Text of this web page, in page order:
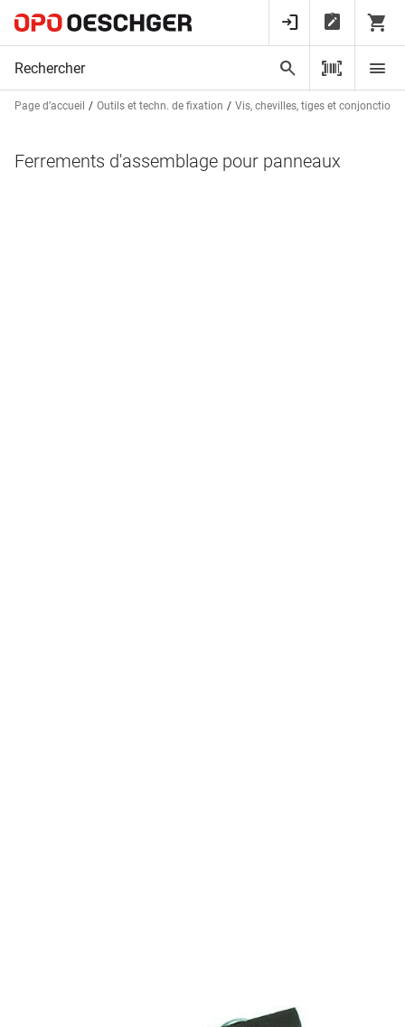
Page d’accueil Outils et techn. de fixation Vis, chevilles, tiges et conjonctions
Ferrements d'assemblage pour panneaux